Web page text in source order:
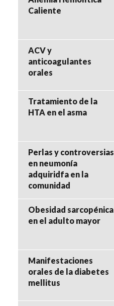
Caliente
ACV y
anticoagulantes
orales
Tratamiento de la
HTA en el asma
Perlas y controversias
en neumonía
adquiridfa en la
comunidad
Obesidad sarcopénica
en el adulto mayor
Manifestaciones
orales de la diabetes
mellitus